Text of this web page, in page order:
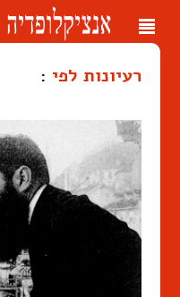
Toggle
רעיונות לפי :